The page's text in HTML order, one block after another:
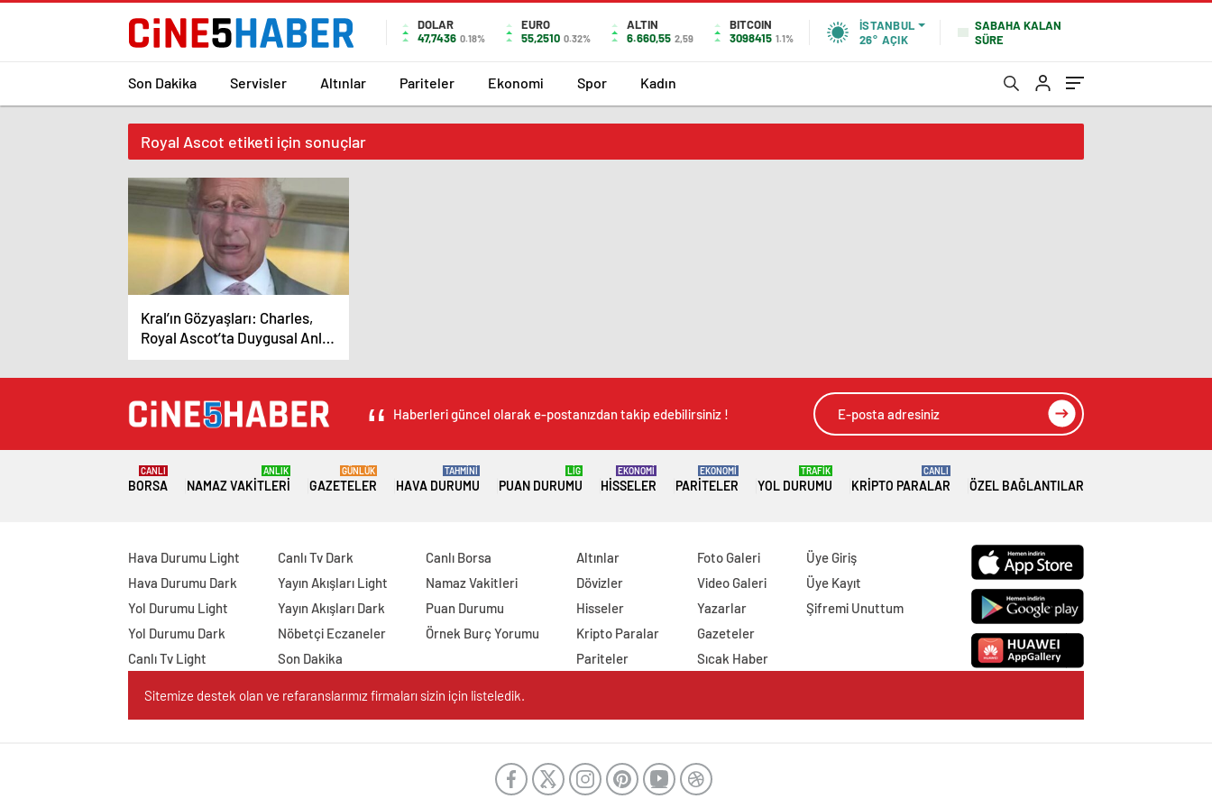
DOLAR
47,7436 0.18%
EURO
55,2510 0.32%
ALTIN
6.660,55 2,59
BITCOIN
3098415 1.1%
İSTANBUL
26° AÇIK
SABAHA KALAN
SÜRE
Son Dakika Servisler Altınlar Pariteler Ekonomi Spor Kadın
Royal Ascot etiketi için sonuçlar
Kral’ın Gözyaşları: Charles,
Royal Ascot’ta Duygusal Anlar
Yaşıyor!
Haberleri güncel olarak e-postanızdan takip edebilirsiniz !
BORSA
CANLI
NAMAZ VAKITLERI
ANLIK
GAZETELER
GÜNLÜK
HAVA DURUMU
TAHMİNİ
PUAN DURUMU
LİG
HISSELER
EKONOMİ
PARITELER
EKONOMİ
YOL DURUMU
TRAFİK
KRIPTO PARALAR
CANLI
ÖZEL BAĞLANTILAR
Hava Durumu Light
Hava Durumu Dark
Yol Durumu Light
Yol Durumu Dark
Canlı Tv Light
Canlı Tv Dark
Yayın Akışları Light
Yayın Akışları Dark
Nöbetçi Eczaneler
Son Dakika
Canlı Borsa
Namaz Vakitleri
Puan Durumu
Örnek Burç Yorumu
Altınlar
Dövizler
Hisseler
Kripto Paralar
Pariteler
Foto Galeri
Video Galeri
Yazarlar
Gazeteler
Sıcak Haber
Üye Giriş
Üye Kayıt
Şifremi Unuttum
Sitemize destek olan ve refaranslarımız firmaları sizin için listeledik.